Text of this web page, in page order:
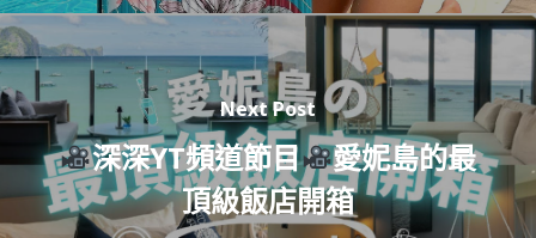
Next Post
深深YT頻道節目
愛妮島的最
頂級飯店開箱